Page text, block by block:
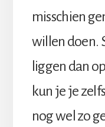
misschien
willen doen.
liggen dan
kun je je
nog wel zo